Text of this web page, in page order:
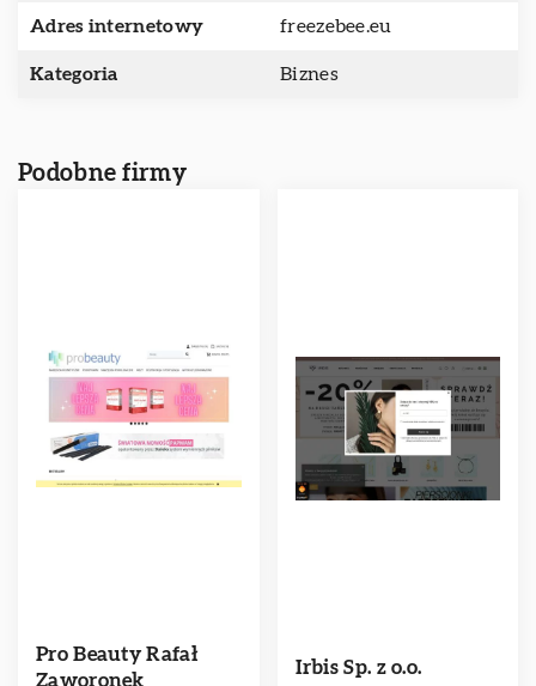
Adres internetowy freezebee.eu
Kategoria Biznes
Podobne firmy
Pro Beauty Rafał
Zaworonek
Irbis Sp. z o.o.